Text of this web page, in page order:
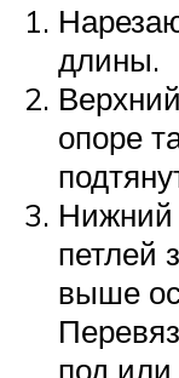
длины.
опоре
Нижний
петлей
выше
под или